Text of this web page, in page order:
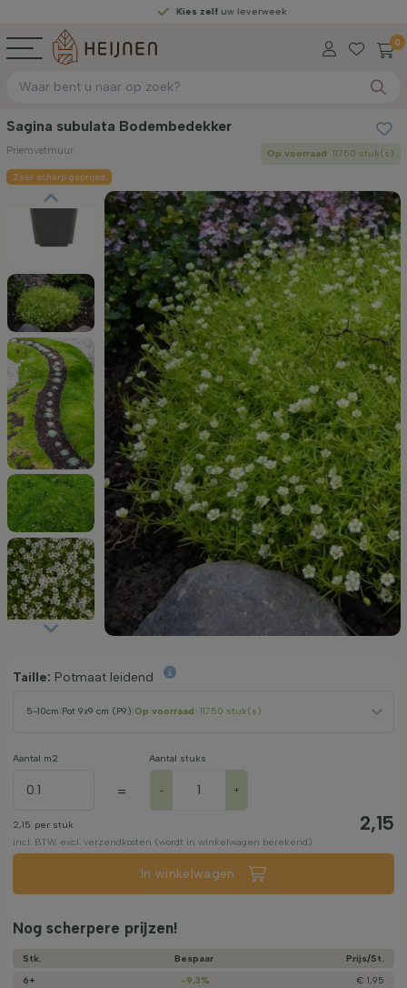
Kies zelf uw leverweek
0
Sagina subulata Bodembedekker
Priemvetmuur Op voorraad: 11750 stuk(s)
Zeer scherp geprijsd
Taille: Potmaat leidend
5-10cm Pot 9x9 cm (P9) Op voorraad: 11750 stuk(s)
Aantal m2
=
Aantal stuks
- +
2,15 per stuk 2,15
incl. BTW. excl. verzendkosten (wordt in winkelwagen berekend)
In winkelwagen
Nog scherpere prijzen!
Stk. Bespaar
Prijs/­St.
6+
-9,3%
€ 1,95